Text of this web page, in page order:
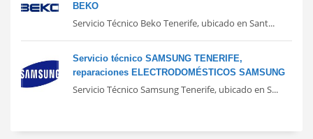
BEKO
Servicio Técnico Beko Tenerife, ubicado en Sant...
Servicio técnico SAMSUNG TENERIFE,
reparaciones ELECTRODOMÉSTICOS SAMSUNG
Servicio Técnico Samsung Tenerife, ubicado en S...